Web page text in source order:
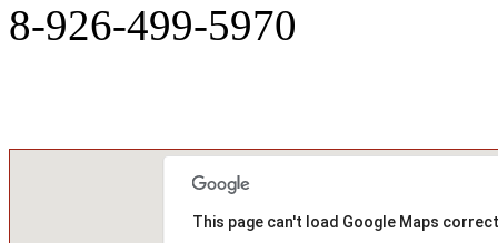
8-926-499-5970
This page can't load Google Maps